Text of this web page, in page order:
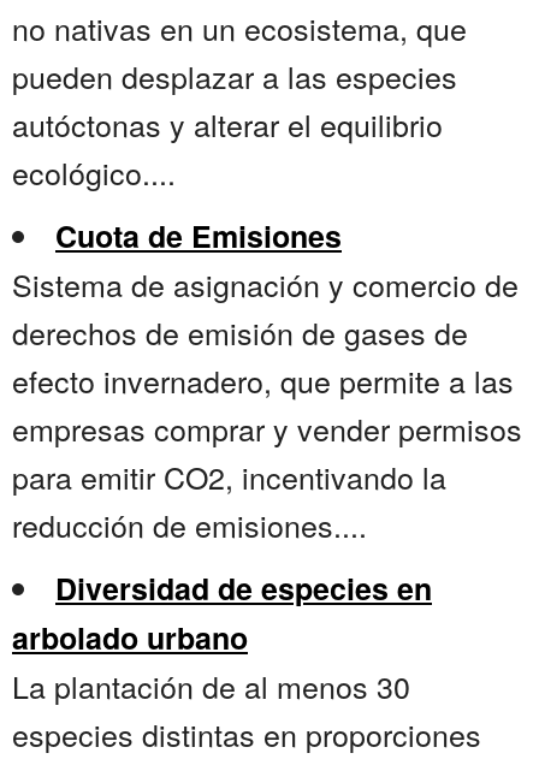
no nativas en un ecosistema, que
pueden desplazar a las especies
autóctonas y alterar el equilibrio
ecológico....
Cuota de Emisiones
Sistema de asignación y comercio de
derechos de emisión de gases de
efecto invernadero, que permite a las
empresas comprar y vender permisos
para emitir CO2, incentivando la
reducción de emisiones....
Diversidad de especies en
arbolado urbano
La plantación de al menos 30
especies distintas en proporciones